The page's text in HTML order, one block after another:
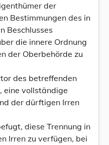
der
Bestimmungen des in
Beschlusses
die innere Ordnung
der Oberbehörde zu
des betreffenden
eine vollständige
der dürftigen Irren
diese Trennung in
Irren zu verfügen, bei